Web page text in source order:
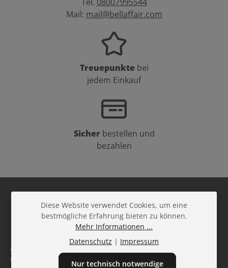
Mail: mail@bellaffair.com
Treuepunkte bei
jedem Einkauf
Sicher bestellen und
bezahlen
Abonniere den kostenlosen Beauty-Newsletter und sichere
dir 10 % Rabatt auf deine nächste Bestellung!
Diese Website verwendet Cookies, um eine
bestmögliche Erfahrung bieten zu können.
Mehr Informationen ...
Datenschutz | Impressum
Nur technisch notwendige